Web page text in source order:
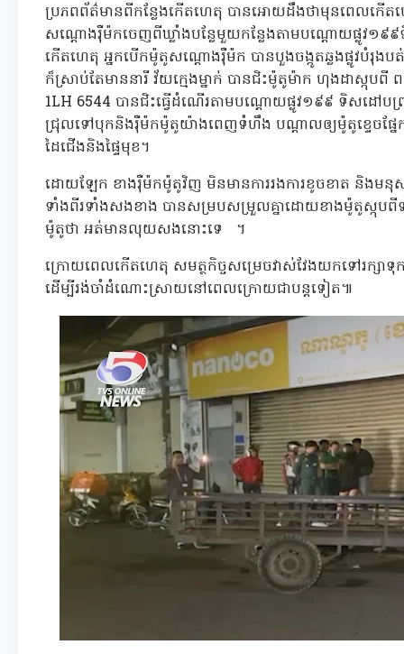
ប្រភពព័ត៌មានពីកន្លែងកើតហេតុ បានអោយដឹងថាមុនពេលកើត
សណ្តោងរ៉ឺម៉កចេញពីឃ្លាំងបន្លែមួយកន្លែងតាមបណ្ដោយផ្លូ
កើតហេតុ អ្នកបើកម៉ូតូសណ្តោងរ៉ឺម៉ក បានបួងចង្កូតឆ្លងផ្លូវបំ
ក៏ស្រាប់តែមាននារី វ័យក្មេងម្នាក់ បានជិះម៉ូតូម៉ាក ហុងដាស្កុ
1LH 6544 បានជិះធ្វើដំណើរតាមបណ្ដោយផ្លូវ១៩៩ ទិសដៅបញ្
ជ្រុលទៅបុកនិងរ៉ឺម៉កម៉ូតូយ៉ាងពេញទំហឹង បណ្ដាលឲ្យម៉ូតូខ្ទេចផ្នែ
ដៃជើងនិងផ្ទៃមុខ។
ដោយឡែក ខាងរ៉ឺម៉កម៉ូតូវិញ មិនមានការរងការខូចខាត និងមនុ
ទាំងពីរទាំងសងខាង បានសម្របសម្រួលគ្នាដោយខាងម៉ូតូស្កុបពី
ម៉ូតូថា អត់មានលុយសងនោះទេ ។
ក្រោយពេលកើតហេតុ សមត្ថកិច្ចសម្រេចវាស់វែងយកទៅរក្សា
ដើម្បីរង់ចាំដំណោះស្រាយនៅពេលក្រោយជាបន្តទៀត៕